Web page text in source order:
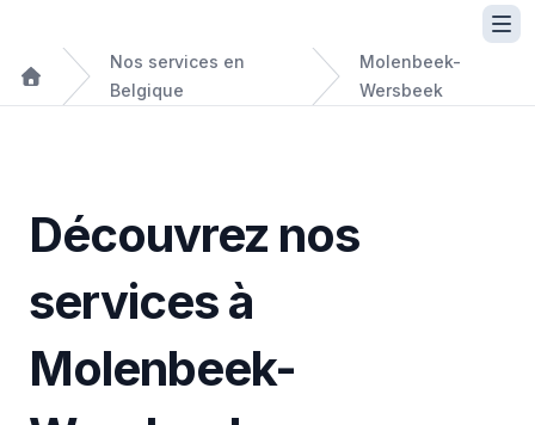
Nos services en
Belgique
Molenbeek-
Wersbeek
Découvrez nos
services à
Molenbeek-